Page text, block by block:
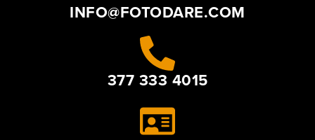
INFO@FOTODARE.COM
377 333 4015